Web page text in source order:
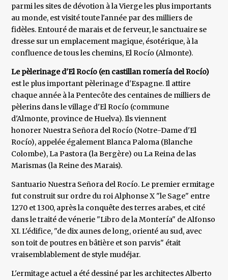
parmi les sites de dévotion à la Vierge les plus importants
au monde, est visité toute l'année par des milliers de
fidèles. Entouré de marais et de ferveur, le sanctuaire se
dresse sur un emplacement magique, ésotérique, à la
confluence de tous les chemins, El Rocío (Almonte).
Le pèlerinage d'El Rocío (en castillan romería del Rocío)
est le plus important pèlerinage d'Espagne. Il attire
chaque année à la Pentecôte des centaines de milliers de
pèlerins dans le village d'El Rocío (commune
d'Almonte, province de Huelva). Ils viennent
honorer Nuestra Señora del Rocío (Notre-Dame d'El
Rocío), appelée également Blanca Paloma (Blanche
Colombe), La Pastora (la Bergère) ou La Reina de las
Marismas (la Reine des Marais).
Santuario Nuestra Señora del Rocío. Le premier ermitage
fut construit sur ordre du roi Alphonse X "le Sage" entre
1270 et 1300, après la conquête des terres arabes, et cité
dans le traité de vénerie "Libro de la Montería" de Alfonso
XI. L'édifice, "de dix aunes de long, orienté au sud, avec
son toit de poutres en bâtière et son parvis" était
vraisemblablement de style mudéjar.
L'ermitage actuel a été dessiné par les architectes Alberto